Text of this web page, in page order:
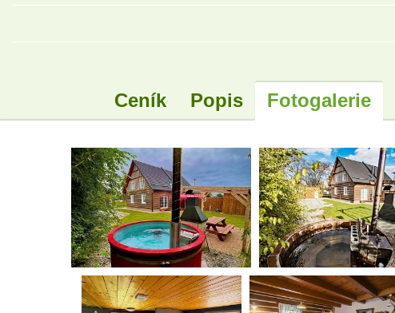
Ceník Popis Fotogalerie